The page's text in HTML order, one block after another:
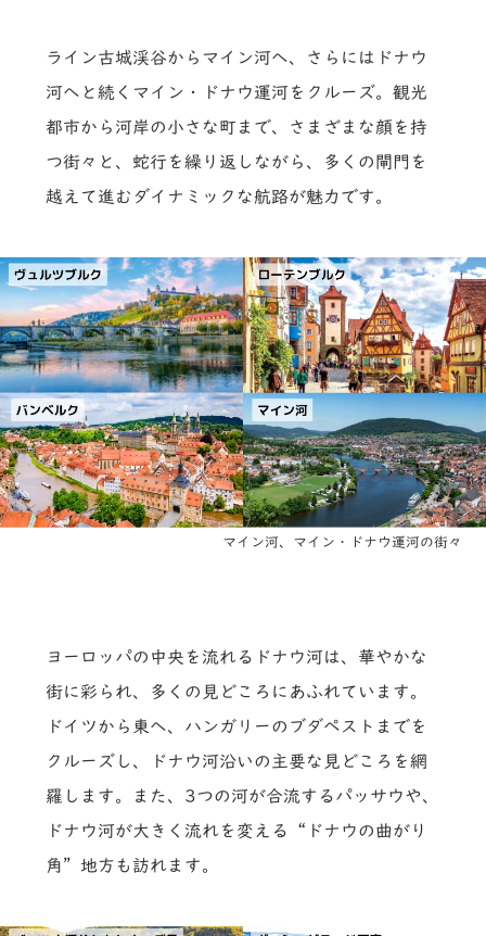
ライン古城渓谷からマイン河へ、さらにはドナウ
河へと続くマイン・ドナウ運河をクルーズ。観光
都市から河岸の小さな町まで、さまざまな顔を持
つ街々と、蛇行を繰り返しながら、多くの閘門を
越えて進むダイナミックな航路が魅力です。
マイン河、マイン・ドナウ運河の街々
ヨーロッパの中央を流れるドナウ河は、華やかな
街に彩られ、多くの見どころにあふれています。
ドイツから東へ、ハンガリーのブダペストまでを
クルーズし、ドナウ河沿いの主要な見どころを網
羅します。また、3つの河が合流するパッサウや、
ドナウ河が大きく流れを変える“ドナウの曲がり
角”地方も訪れます。